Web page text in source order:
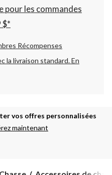
changer
pour les commandes
$*
Récompenses
la livraison standard.En
vos offres personnalisées
maintenant